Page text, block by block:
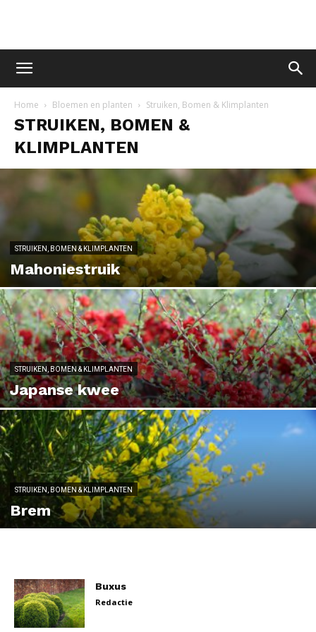
Home Bloemen en planten Struiken, Bomen & Klimplanten
STRUIKEN, BOMEN &
KLIMPLANTEN
STRUIKEN, BOMEN & KLIMPLANTEN
Mahoniestruik
STRUIKEN, BOMEN & KLIMPLANTEN
Japanse kwee
STRUIKEN, BOMEN & KLIMPLANTEN
Brem
Buxus
Redactie